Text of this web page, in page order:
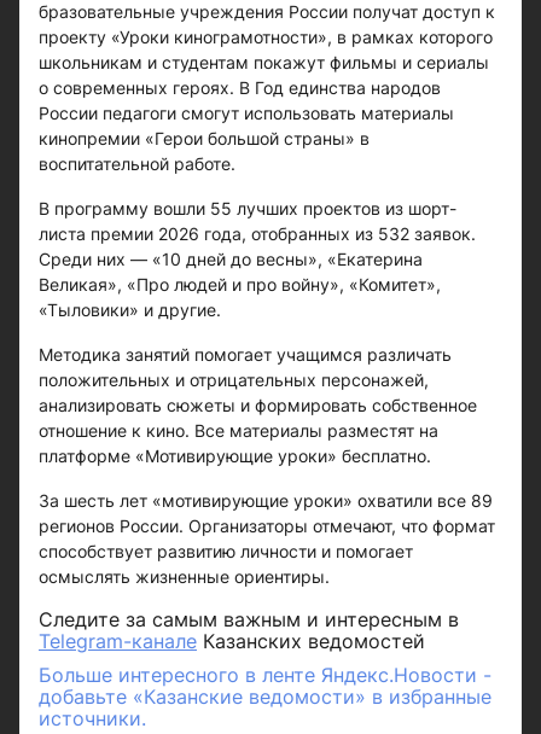
бразовательные учреждения России получат доступ к
проекту «Уроки кинограмотности», в рамках которого
школьникам и студентам покажут фильмы и сериалы
о современных героях. В Год единства народов
России педагоги смогут использовать материалы
кинопремии «Герои большой страны» в
воспитательной работе.
В программу вошли 55 лучших проектов из шорт-
листа премии 2026 года, отобранных из 532 заявок.
Среди них — «10 дней до весны», «Екатерина
Великая», «Про людей и про войну», «Комитет»,
«Тыловики» и другие.
Методика занятий помогает учащимся различать
положительных и отрицательных персонажей,
анализировать сюжеты и формировать собственное
отношение к кино. Все материалы разместят на
платформе «Мотивирующие уроки» бесплатно.
За шесть лет «мотивирующие уроки» охватили все 89
регионов России. Организаторы отмечают, что формат
способствует развитию личности и помогает
осмыслять жизненные ориентиры.
Следите за самым важным и интересным в
Telegram-канале Казанских ведомостей
Больше интересного в ленте Яндекс.Новости -
добавьте «Казанские ведомости» в избранные
источники.